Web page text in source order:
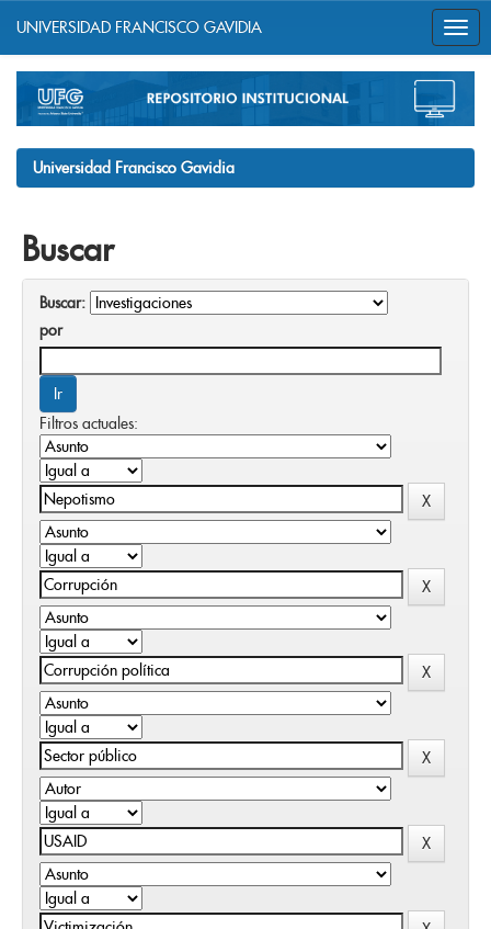
navigation
UNIVERSIDAD FRANCISCO GAVIDIA
Universidad Francisco Gavidia
Buscar
Buscar:
por
Filtros actuales: